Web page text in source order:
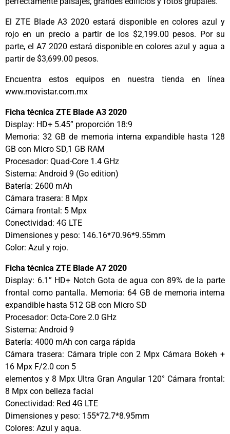
El ZTE Blade A3 2020 estará disponible en colores azul y
rojo en un precio a partir de los $2,199.00 pesos. Por su
parte, el A7 2020 estará disponible en colores azul y agua a
partir de $3,699.00 pesos.
Encuentra estos equipos en nuestra tienda en línea
www.movistar.com.mx
Ficha técnica ZTE Blade A3 2020
Display: HD+ 5.45” proporción 18:9
Memoria: 32 GB de memoria interna expandible hasta 128
GB con Micro SD,1 GB RAM
Procesador: Quad-Core 1.4 GHz
Sistema: Android 9 (Go edition)
Batería: 2600 mAh
Cámara trasera: 8 Mpx
Cámara frontal: 5 Mpx
Conectividad: 4G LTE
Dimensiones y peso: 146.16*70.96*9.55mm
Color: Azul y rojo.
Ficha técnica ZTE Blade A7 2020
Display: 6.1” HD+ Notch Gota de agua con 89% de la parte
frontal como pantalla. Memoria: 64 GB de memoria interna
expandible hasta 512 GB con Micro SD
Procesador: Octa-Core 2.0 GHz
Sistema: Android 9
Batería: 4000 mAh con carga rápida
Cámara trasera: Cámara triple con 2 Mpx Cámara Bokeh +
16 Mpx F/2.0 con 5
elementos y 8 Mpx Ultra Gran Angular 120° Cámara frontal:
8 Mpx con belleza facial
Conectividad: Red 4G LTE
Dimensiones y peso: 155*72.7*8.95mm
Colores: Azul y aqua.